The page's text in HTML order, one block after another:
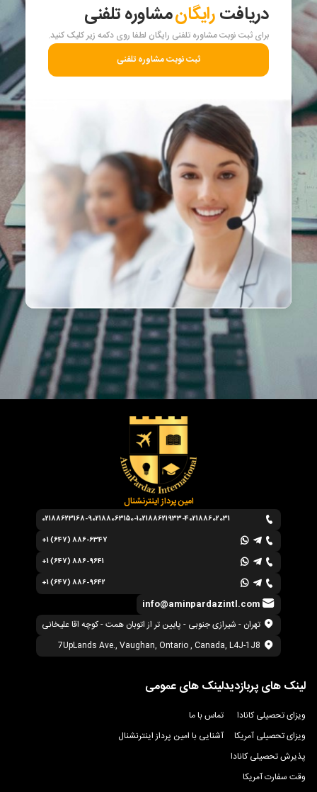
دریافترایگانمشاوره تلفنی
برای ثبت نوبت مشاوره تلفنی رایگان لطفا روی دکمه زیر کلیک کنید.
ثبت نوبت مشاوره تلفنی
امین پرداز اینترنشنال
info@aminpardazintl.com
02188623168-902188063150-102188621933-402188602031
+1 (647) 886-6347
+1 (647) 886-9641
+1 (647) 886-9642
تهران - شیرازی جنوبی - پایین تر از اتوبان همت - کوچه اقا علیخانی
7UpLands Ave., Vaughan, Ontario , Canada, L4J-1J8
لینک های پربازدید
ویزای تحصیلی کانادا
ویزای تحصیلی آمریکا
پذیرش تحصیلی کانادا
وقت سفارت آمریکا
لینک های عمومی
تماس با ما
آشنایی با امین پرداز اینترنشنال